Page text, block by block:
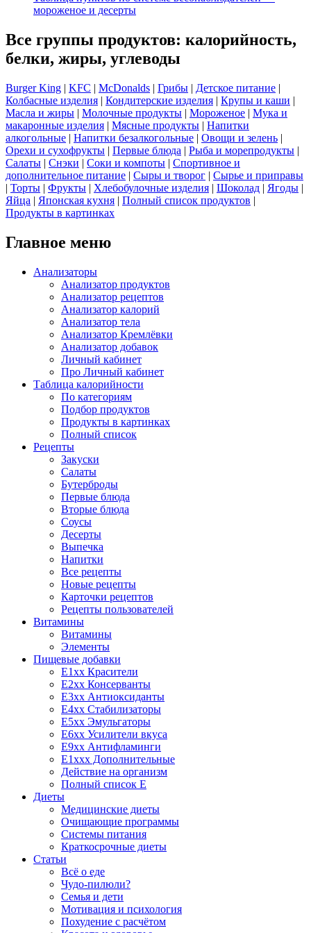
мороженое и десерты
Все группы продуктов: калорийность,
белки, жиры, углеводы
Burger King | KFC | McDonalds | Грибы | Детское питание |
Колбасные изделия | Кондитерские изделия | Крупы и каши |
Масла и жиры | Молочные продукты | Мороженое | Мука и
макаронные изделия | Мясные продукты | Напитки
алкогольные | Напитки безалкогольные | Овощи и зелень |
Орехи и сухофрукты | Первые блюда | Рыба и морепродукты |
Салаты | Снэки | Соки и компоты | Спортивное и
дополнительное питание | Сыры и творог | Сырье и приправы
| Торты | Фрукты | Хлебобулочные изделия | Шоколад | Ягоды |
Яйца | Японская кухня | Полный список продуктов |
Продукты в картинках
Главное меню
Анализаторы
Анализатор продуктов
Анализатор рецептов
Анализатор калорий
Анализатор тела
Анализатор Кремлёвки
Анализатор добавок
Личный кабинет
Про Личный кабинет
Таблица калорийности
По категориям
Подбор продуктов
Продукты в картинках
Полный список
Рецепты
Закуски
Салаты
Бутерброды
Первые блюда
Вторые блюда
Соусы
Десерты
Выпечка
Напитки
Все рецепты
Новые рецепты
Карточки рецептов
Рецепты пользователей
Витамины
Витамины
Элементы
Пищевые добавки
E1xx Красители
E2xx Консерванты
E3xx Антиоксиданты
E4xx Стабилизаторы
E5xx Эмульгаторы
E6xx Усилители вкуса
E9xx Антифламинги
E1xxx Дополнительные
Действие на организм
Полный список E
Диеты
Медицинские диеты
Очищающие программы
Системы питания
Краткосрочные диеты
Статьи
Всё о еде
Чудо-пилюли?
Семья и дети
Мотивация и психология
Похудение с расчётом